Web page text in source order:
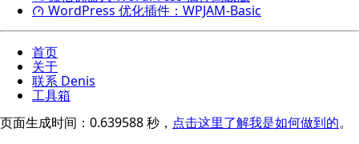
WordPress 优化插件：WPJAM-Basic
首页
关于
联系 Denis
工具箱
页面生成时间：0.639588 秒， 点击这里了解我是如何做到的。